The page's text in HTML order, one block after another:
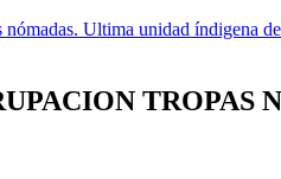
nómadas. Ultima unidad índigena
TROPAS